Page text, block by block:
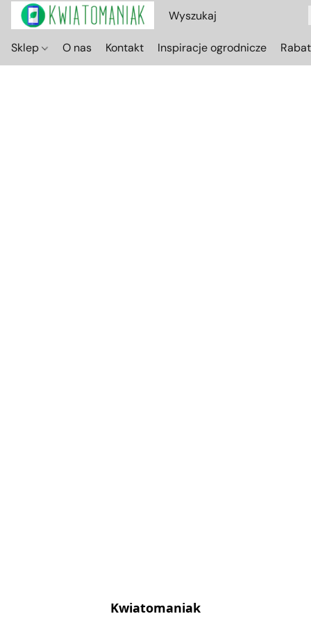
Sklep O nas Kontakt Inspiracje ogrodnicze
Kwiatomaniak